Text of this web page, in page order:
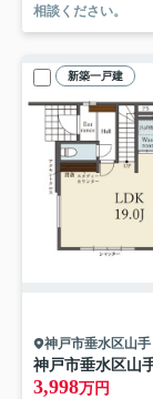
相談ください。
新築一戸建
神戸市垂水区山手
神戸市垂水区山
3,998万円